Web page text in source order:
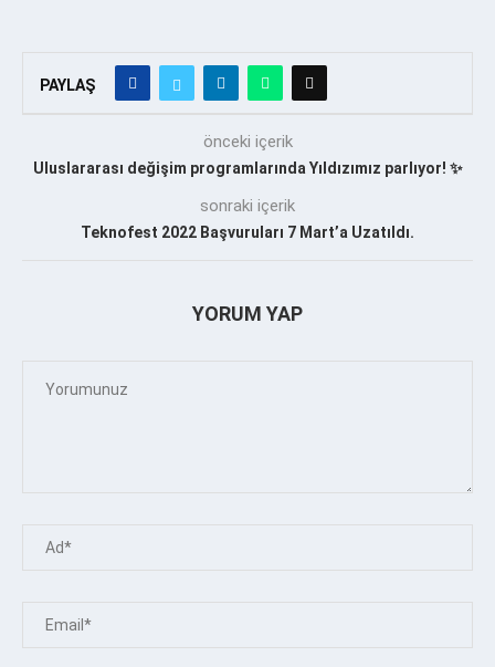
PAYLAŞ
önceki içerik
Uluslararası değişim programlarında Yıldızımız parlıyor! ✨
sonraki içerik
Teknofest 2022 Başvuruları 7 Mart’a Uzatıldı.
YORUM YAP